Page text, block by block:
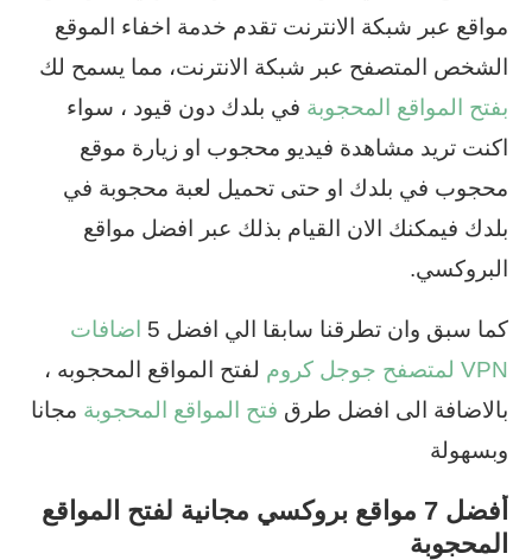
مواقع عبر شبكة الانترنت تقدم خدمة اخفاء الموقع
الشخص المتصفح عبر شبكة الانترنت، مما يسمح لك
بفتح المواقع المحجوبة في بلدك دون قيود ، سواء
اكنت تريد مشاهدة فيديو محجوب او زيارة موقع
محجوب في بلدك او حتى تحميل لعبة محجوبة في
بلدك فيمكنك الان القيام بذلك عبر افضل مواقع
البروكسي.
كما سبق وان تطرقنا سابقا الي افضل 5
اضافات
VPN لمتصفح جوجل كروم
لفتح المواقع المحجوبه ،
بالاضافة الى افضل طرق فتح المواقع المحجوبة مجانا
وبسهولة
أفضل 7 مواقع بروكسي مجانية لفتح المواقع
المحجوبة